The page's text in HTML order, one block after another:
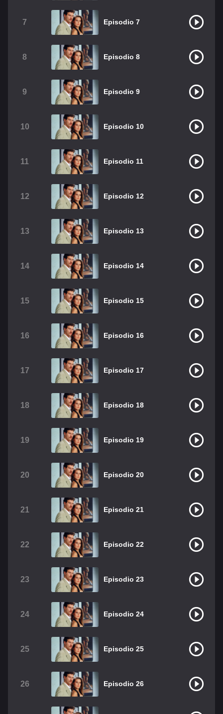
Christian Chavez
Dulce María
RBD Como Assistir Legendado
7 Episodio 7
8 Episodio 8
9 Episodio 9
10 Episodio 10
11 Episodio 11
12 Episodio 12
13 Episodio 13
14 Episodio 14
15 Episodio 15
16 Episodio 16
17 Episodio 17
18 Episodio 18
19 Episodio 19
20 Episodio 20
21 Episodio 21
22 Episodio 22
23 Episodio 23
24 Episodio 24
25 Episodio 25
26 Episodio 26